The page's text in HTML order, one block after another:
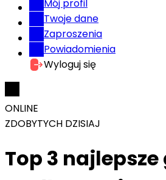
Mój profil
Twoje dane
Zaproszenia
Powiadomienia
Wyloguj się
ONLINE
ZDOBYTYCH DZISIAJ
Top 3